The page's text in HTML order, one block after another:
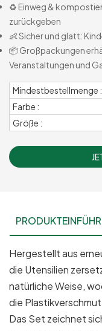
♻️ Einweg &
zurückgeben
👶 Sicher und glatt:
📦 Großpackungen
Veranstaltungen und
Mindestbestellmenge :
Farbe :
Größe :
Hergestellt aus
die Utensilien
natürliche Weise,
die
Das Set zeichnet